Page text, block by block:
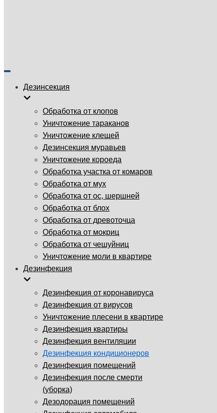
Показать/
навигациюДезинсекция
Обработка от клопов
Уничтожение тараканов
Уничтожение клещей
Дезинсекция муравьев
Уничтожение короеда
Обработка участка от комаров
Обработка от мух
Обработка от ос, шершней
Обработка от блох
Обработка от древоточца
Обработка от мокриц
Обработка от чешуйниц
Уничтожение моли в квартире
Дезинфекция
Дезинфекция от коронавируса
Дезинфекция от вирусов
Уничтожение плесени в квартире
Дезинфекция квартиры
Дезинфекция вентиляции
Дезинфекция кондиционеров
Дезинфекция помещений
Дезинфекция после смерти
(уборка)
Дезодорация помещений